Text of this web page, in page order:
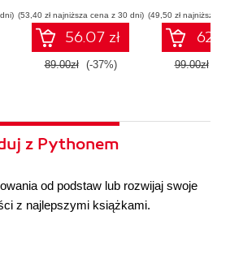
(53,40 zł najniższa cena z 30 dni)
56.07 zł
89.00zł (-37%)
(49,50 zł najniższa
99.00zł
z Pythonem
od podstaw lub rozwijaj swoje
z najlepszymi książkami.